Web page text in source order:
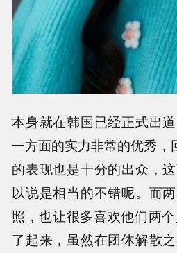
本身就在韩国已经正式出
一方面的实力非常的优秀，
的表现也是十分的出众，
以说是相当的不错呢。而
照，也让很多喜欢他们两
了起来，虽然在团体解散